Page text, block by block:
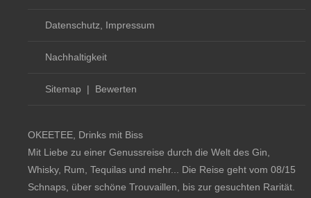
Datenschutz, Impressum
Nachhaltigkeit
Sitemap | Bewerten
OKEETEE, Drinks mit Biss
Mit Liebe zu einer Genussreise durch die Welt des Gin,
Whisky, Rum, Tequilas und mehr... Die Reise geht vom 08/15
Schnaps, über schöne Trouvaillen, bis zur gesuchten Rarität.